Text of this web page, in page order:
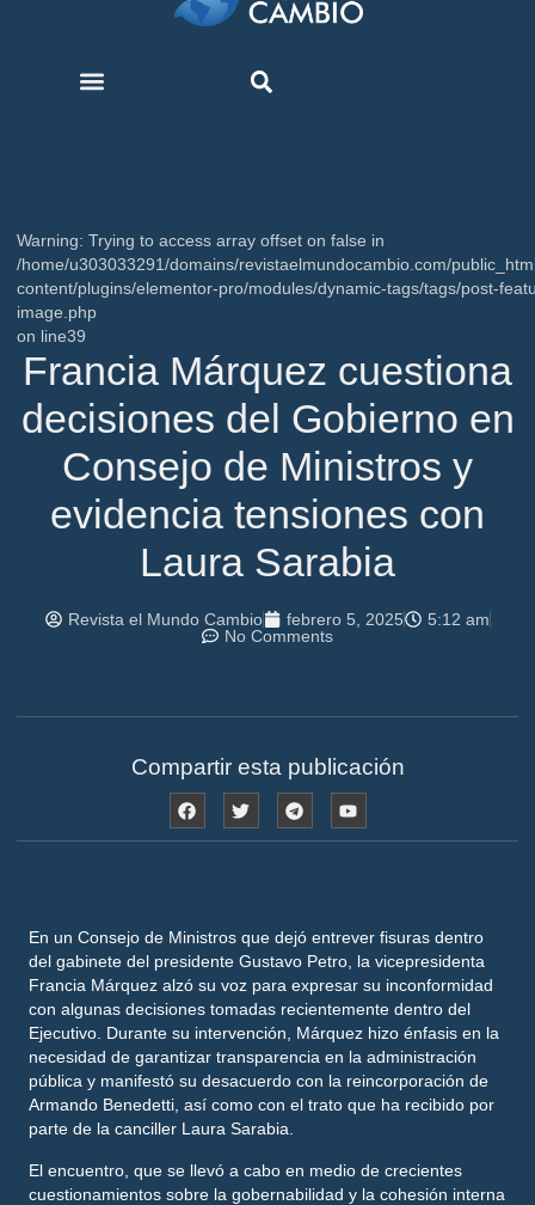
Warning: Trying to access array offset on false in
/home/u303033291/domains/revistaelmundocambio.com/
content/plugins/elementor-pro/modules/dynamic-tags/tags/post-
image.php
on line39
Francia Márquez cuestiona
decisiones del Gobierno en
Consejo de Ministros y
evidencia tensiones con
Laura Sarabia
Revista el Mundo Cambio febrero 5, 2025
5:12 am
No Comments
Compartir esta publicación
En un Consejo de Ministros que dejó entrever fisuras dentro
del gabinete del presidente Gustavo Petro, la vicepresidenta
Francia Márquez alzó su voz para expresar su inconformidad
con algunas decisiones tomadas recientemente dentro del
Ejecutivo. Durante su intervención, Márquez hizo énfasis en la
necesidad de garantizar transparencia en la administración
pública y manifestó su desacuerdo con la reincorporación de
Armando Benedetti, así como con el trato que ha recibido por
parte de la canciller Laura Sarabia.
El encuentro, que se llevó a cabo en medio de crecientes
cuestionamientos sobre la gobernabilidad y la cohesión interna